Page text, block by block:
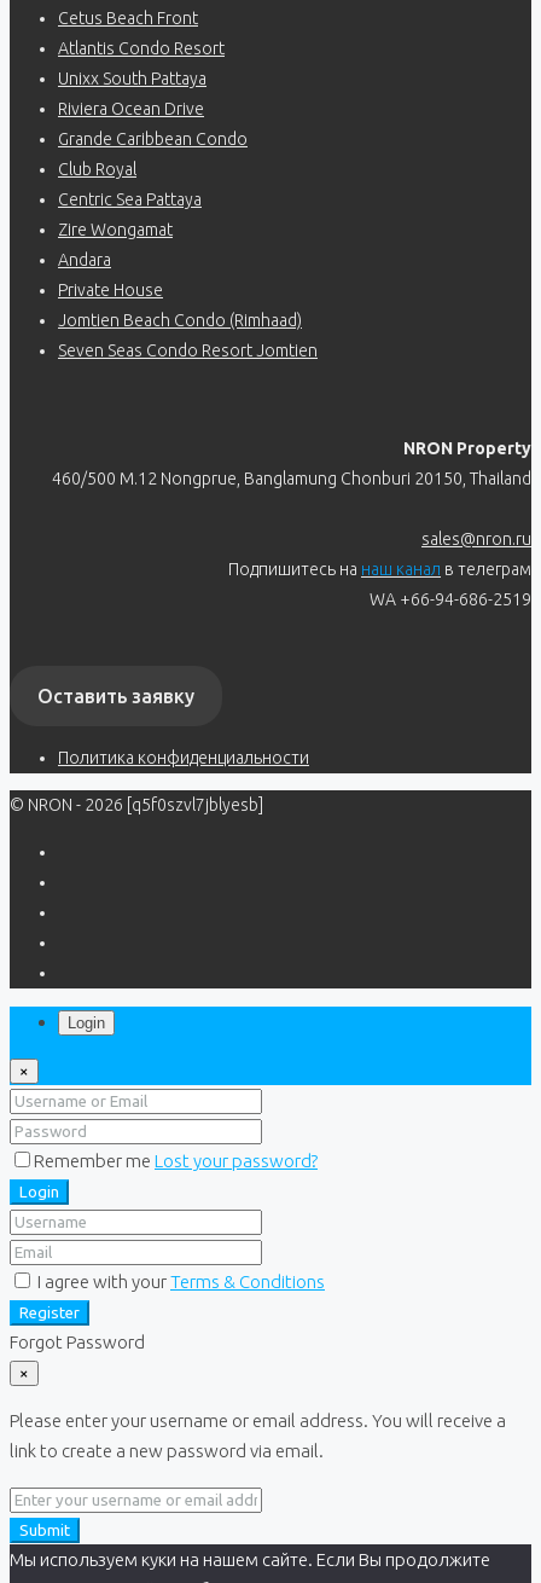
Cetus Beach Front
Atlantis Condo Resort
Unixx South Pattaya
Riviera Ocean Drive
Grande Caribbean Condo
Club Royal
Centric Sea Pattaya
Zire Wongamat
Andara
Private House
Jomtien Beach Condo (Rimhaad)
Seven Seas Condo Resort Jomtien
NRON Property
460/500 M.12 Nongprue, Banglamung Chonburi 20150, Thailand
sales@nron.ru
Подпишитесь на наш канал в телеграм
WA +66-94-686-2519
Оставить заявку
Политика конфиденциальности
© NRON - 2026 [q5f0szvl7jblyesb]
Login
×
Remember me Lost your password?
Login
I agree with yourTerms & Conditions
Register
Forgot Password
×
Please enter your username or email address. You will receive a
link to create a new password via email.
Submit
Мы используем куки на нашем сайте. Если Вы продолжите